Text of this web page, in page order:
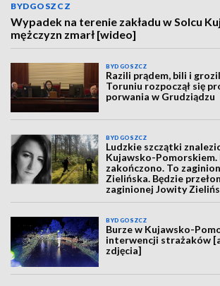
BYDGOSZCZ
Wypadek na terenie zakładu w Solcu
mężczyzn zmarł [wideo]
BYDGOSZCZ
Razili prądem, bili i
Toruniu rozpoczął się
porwania w Grudziądzu
BYDGOSZCZ
Ludzkie szczątki
Kujawsko-Pomorskiem.
zakończono. To
Zielińska. Będzie
zaginionej Jowity
wideo, aktualizacja]
BYDGOSZCZ
Burze w Kujawsko-
interwencji strażaków
zdjęcia]